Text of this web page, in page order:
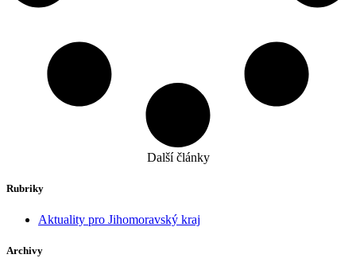
Další články
Rubriky
Aktuality pro Jihomoravský kraj
Archivy